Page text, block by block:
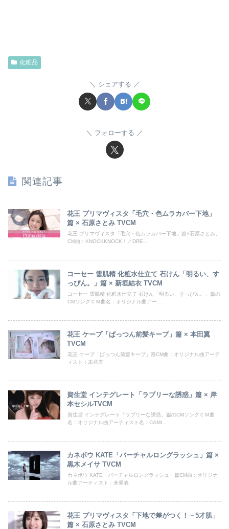
化粧品
シェアする
フォローする
関連記事
花王 プリマヴィスタ「毛穴・色ムラカバー下地」
篇 × 石原さとみ TVCM
花王 プリマヴィスタ「毛穴・色ムラカバー下地」篇×石原さとみ、
CM曲：KNOCKKNOCK！／DRE...
コーセー 雪肌精 化粧水仕立て 石けん「明るい、す
っぴん。」篇 × 新垣結衣 TVCM
コーセー 雪肌精 化粧水仕立て 石けん「明るい、すっぴん。」篇の
CMソングＣＭ曲名：オリジナル曲アー...
花王 ケープ「ぱっつん前髪キープ」篇 × 本田翼
TVCM
花王 ケープ「ぱっつん前髪キープ」篇CM曲：オリジナル曲アーテ
ィスト：未発表
資生堂 インテグレート「ラブリーな誘惑」篇 × 岸
本セシルTVCM
資生堂 インテグレート「ラブリーな誘惑」篇のCMソングＣＭ曲
名：オリジナル曲アーティスト名：CAMI...
カネボウ KATE「バーチャルロングラッシュ」篇 ×
黒木メイサ TVCM
カネボウ KATE「バーチャルロングラッシュ」篇CM曲：オリジナ
ル曲アーティスト：未発表
花王 プリマヴィスタ「下地で差がつく！－5才肌」
篇 × 石原さとみ TVCM